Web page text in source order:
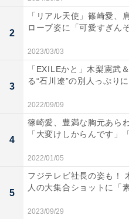
2
「リアル天使」篠崎愛、
ローブ姿に「可愛すぎん
2023/03/03
3
「EXILEかと」木梨憲武
る“石川遼”の別人っぷり
2022/09/09
4
篠崎愛、豊満な胸元あら
「大変けしからんです」
2022/01/05
5
フジテレビ社長の姿も！
人の大集合ショットに「
2023/09/29